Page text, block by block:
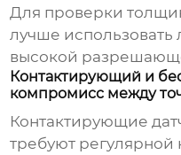
Для проверки
лучше использовать
высокой
Контактирующий и
компромисс между
Контактирующие
требуют регулярной